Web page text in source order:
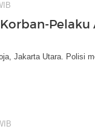
Pelaku
Jakarta Utara. Polisi